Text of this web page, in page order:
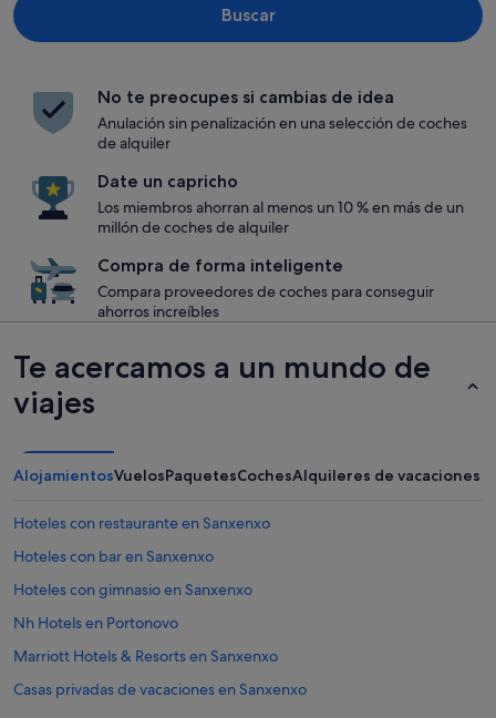
Buscar
No te preocupes si cambias de idea
Anulación sin penalización en una selección de coches
de alquiler
Date un capricho
Los miembros ahorran al menos un 10 % en más de un
millón de coches de alquiler
Compra de forma inteligente
Compara proveedores de coches para conseguir
ahorros increíbles
Te acercamos a un mundo de
viajes
AlojamientosVuelosPaquetesCochesAlquileres de vacaciones
Hoteles con restaurante en Sanxenxo
Hoteles con bar en Sanxenxo
Hoteles con gimnasio en Sanxenxo
Nh Hotels en Portonovo
Marriott Hotels & Resorts en Sanxenxo
Casas privadas de vacaciones en Sanxenxo